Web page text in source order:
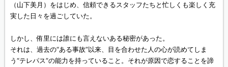
（山下美月）をはじめ、信頼できるスタッフたちと忙しくも楽しく充
実した日々を過ごしていた。
しかし、侑里には誰にも言えないある秘密があった。
それは、過去の“ある事故”以来、目を合わせた人の心が読めてしま
う“テレパス”の能力を持っていること。それが原因で恋することを諦